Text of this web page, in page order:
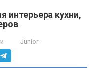
интерьера кухни,
Junior